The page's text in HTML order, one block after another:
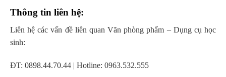
Thông tin liên hệ:
Liên hệ các vấn đề liên quan Văn phòng phẩm – Dụng cụ học
sinh:
ĐT: 0898.44.70.44 | Hotline: 0963.532.555